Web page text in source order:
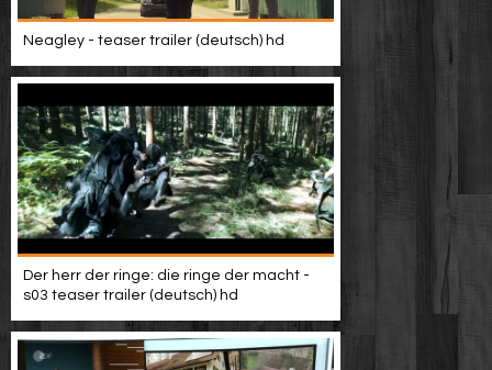
Video suchen
Neagley - teaser trailer (deutsch) hd
Der herr der ringe: die ringe der macht -
s03 teaser trailer (deutsch) hd